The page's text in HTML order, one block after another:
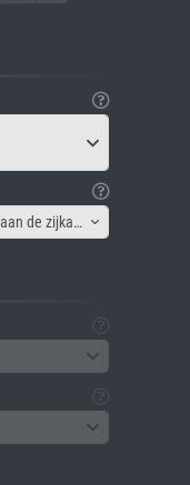
Canvas lijst - Afbeelding gespiegeld aan de zijkant